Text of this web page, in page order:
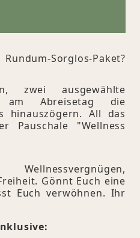
Sorglos-Paket?
zwei ausgewählte
am Abreisetag die
hinauszögern. All das
Pauschale "Wellness
Gönnt Euch eine
Euch verwöhnen. Ihr